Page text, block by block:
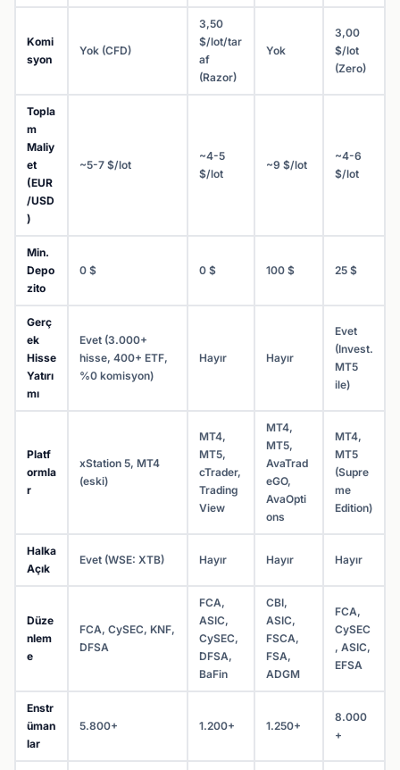
Komi
syon
Yok (CFD)
3,50
$/lot/tar
af
(Razor)
Yok
3,00
$/lot
(Zero)
Topla
m
Maliy
et
(EUR
/USD
)
~5-7 $/lot
~4-5
$/lot
~9 $/lot
~4-6
$/lot
Min.
Depo
zito
0 $ 0 $ 100 $ 25 $
Gerç
ek
Hisse
Yatırı
mı
Evet (3.000+
hisse, 400+ ETF,
%0 komisyon)
Hayır Hayır
Evet
(Invest.
MT5
ile)
Platf
ormla
r
xStation 5, MT4
(eski)
MT4,
MT5,
cTrader,
Trading
View
MT4,
MT5,
AvaTrad
eGO,
AvaOpti
ons
MT4,
MT5
(Supre
me
Edition)
Halka
Açık
Evet (WSE: XTB) Hayır Hayır Hayır
Düze
nlem
e
FCA, CySEC, KNF,
DFSA
FCA,
ASIC,
CySEC,
DFSA,
BaFin
CBI,
ASIC,
FSCA,
FSA,
ADGM
FCA,
CySEC
, ASIC,
EFSA
Enstr
üman
lar
5.800+ 1.200+ 1.250+
8.000
+